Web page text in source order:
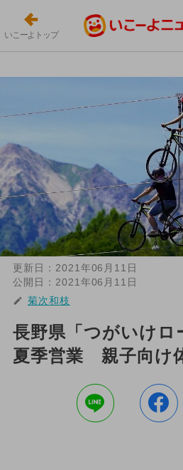
いこーよトップ
更新日： 2021年06月11日
公開日： 2021年06月11日
菊次和枝
長野県「つがいけロ
夏季営業 親子向け